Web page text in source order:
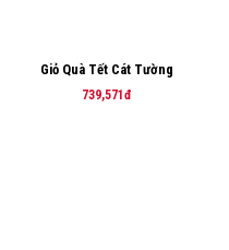
Giỏ Quà Tết Cát Tường
739,571đ